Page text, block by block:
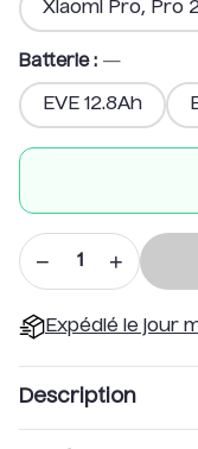
Xiaomi Pro, Pro
Batterie: —
EVE 12.8Ah
− 1 +
Expédié le jour
Description